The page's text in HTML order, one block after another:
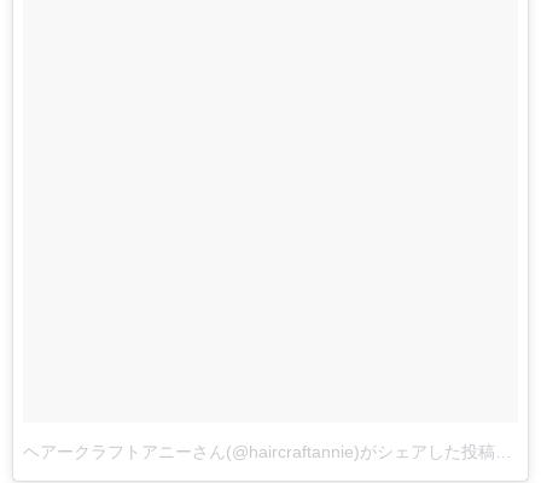
ヘアークラフトアニーさん(@haircraftannie)がシェアした投稿